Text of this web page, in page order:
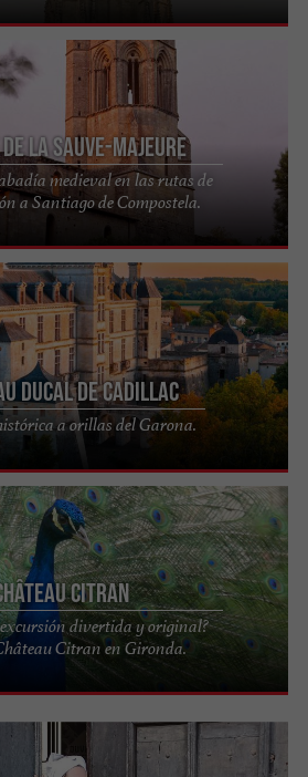
La Sauve-Majeure
medieval en las rutas de
a Santiago de Compostela.
Ducal de Cadillac
a orillas del Garona.
Citran
excursión divertida y original?
Citran en Gironda.